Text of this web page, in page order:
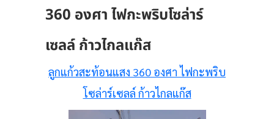
360 องศา ไฟกะพริบโซล่าร์
เซลล์ ก้าวไกลแก๊ส
ลูกแก้วสะท้อนแสง 360 องศา ไฟกะพริบ
โซล่าร์เซลล์ ก้าวไกลแก๊ส